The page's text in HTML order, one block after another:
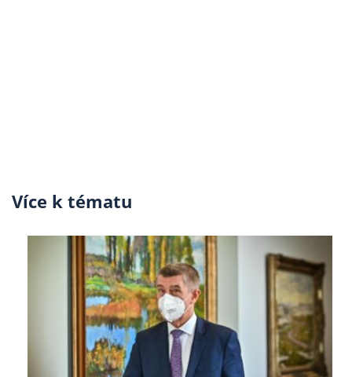
Více k tématu